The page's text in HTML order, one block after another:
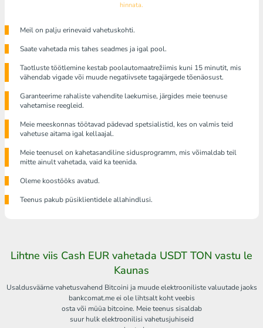
hinnata.
Meil ​​on palju erinevaid vahetuskohti.
Saate vahetada mis tahes seadmes ja igal pool.
Taotluste töötlemine kestab poolautomaatrežiimis kuni 15 minutit, mis
vähendab vigade või muude negatiivsete tagajärgede tõenäosust.
Garanteerime rahaliste vahendite laekumise, järgides meie teenuse
vahetamise reegleid.
Meie meeskonnas töötavad pädevad spetsialistid, kes on valmis teid
vahetuse aitama igal kellaajal.
Meie teenusel on kahetasandiline sidusprogramm, mis võimaldab teil
mitte ainult vahetada, vaid ka teenida.
Oleme koostööks avatud.
Teenus pakub püsiklientidele allahindlusi.
Lihtne viis Cash EUR vahetada USDT TON vastu le
Kaunas
Usaldusväärne vahetusvahend Bitcoini ja muude elektrooniliste valuutade jaoks
bankcomat.me ei ole lihtsalt koht veebis
osta või müüa bitcoine. Meie teenus sisaldab
suur hulk elektroonilisi vahetusjuhiseid